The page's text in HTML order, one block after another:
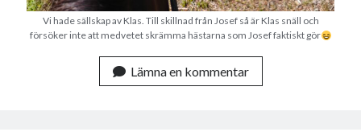
Vi hade sällskap av Klas. Till skillnad från Josef så är Klas snäll och
försöker inte att medvetet skrämma hästarna som Josef faktiskt gör
Lämna en kommentar